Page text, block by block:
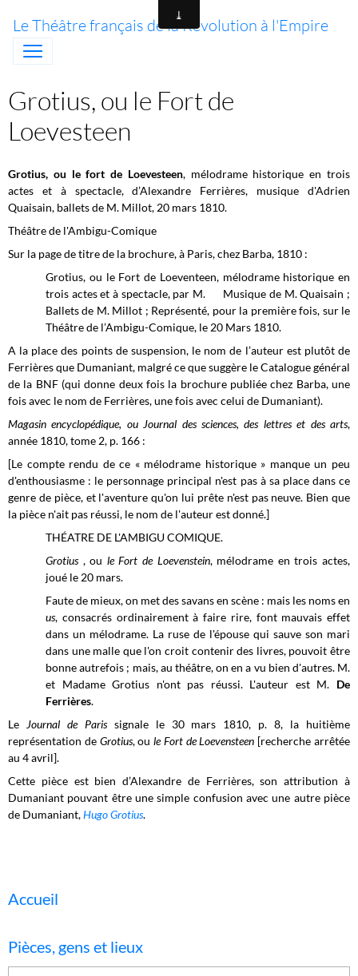
Le Théâtre français de la Révolution à l'Empire
Grotius, ou le Fort de
Loevesteen
Grotius, ou le fort de Loevesteen, mélodrame historique en trois
actes et à spectacle, d’Alexandre Ferrières, musique d'Adrien
Quaisain, ballets de M. Millot, 20 mars 1810.
Théâtre de l'Ambigu-Comique
Sur la page de titre de la brochure, à Paris, chez Barba, 1810 :
Grotius, ou le Fort de Loeventeen, mélodrame historique en
trois actes et à spectacle, par M. Musique de M. Quaisain ;
Ballets de M. Millot ; Représenté, pour la première fois, sur le
Théâtre de l’Ambigu-Comique, le 20 Mars 1810.
A la place des points de suspension, le nom de l’auteur est plutôt de
Ferrières que Dumaniant, malgré ce que suggère le Catalogue général
de la BNF (qui donne deux fois la brochure publiée chez Barba, une
fois avec le nom de Ferrières, une fois avec celui de Dumaniant).
Magasin encyclopédique, ou Journal des sciences, des lettres et des arts,
année 1810, tome 2, p. 166 :
[Le compte rendu de ce « mélodrame historique » manque un peu
d'enthousiasme : le personnage principal n'est pas à sa place dans ce
genre de pièce, et l'aventure qu'on lui prête n'est pas neuve. Bien que
la pièce n'ait pas réussi, le nom de l'auteur est donné.]
THÉATRE DE L'AMBIGU COMIQUE.
Grotius, ou le Fort de Loevenstein, mélodrame en trois actes,
joué le 20 mars.
Faute de mieux, on met des savans en scène : mais les noms en
us, consacrés ordinairement à faire rire, font mauvais effet
dans un mélodrame. La ruse de l'épouse qui sauve son mari
dans une malle que l'on croit contenir des livres, pouvoit être
bonne autrefois ; mais, au théâtre, on en a vu bien d'autres. M.
et Madame Grotius n'ont pas réussi. L'auteur est M. De
Ferrières.
Le
Journal de Parissignale le 30 mars 1810, p. 8, la huitième
représentation de Grotius, oule Fort de Loevensteen [recherche arrêtée
au 4 avril].
Cette pièce est bien d’Alexandre de Ferrières, son attribution à
Dumaniant pouvant être une simple confusion avec une autre pièce
de Dumaniant,Hugo Grotius.
Accueil
Pièces, gens et lieux